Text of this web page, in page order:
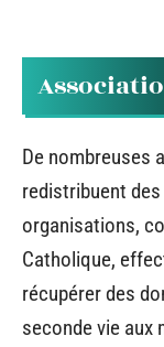
De nombreuses
redistribuent
organisations,
Catholique,
récupérer des
seconde vie aux